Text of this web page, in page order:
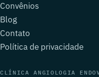
Convênios
Blog
Contato
Política de privacidade
CLÍNICA ANGIOLOGIA